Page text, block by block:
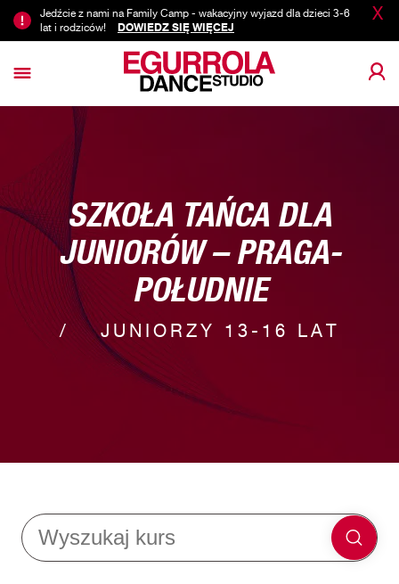
X
Jedźcie z nami na Family Camp - wakacyjny wyjazd dla dzieci 3-6
lat i rodziców!
DOWIEDZ SIĘ WIĘCEJ
SZKOŁA TAŃCA DLA
JUNIORÓW – PRAGA-
POŁUDNIE
JUNIORZY 13-16 LAT